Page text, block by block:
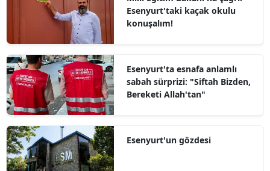
Esenyurt'taki kaçak okulu
konuşalım!
Esenyurt'ta esnafa anlamlı
sabah sürprizi: "Siftah Bizden,
Bereketi Allah'tan"
Esenyurt'un gözdesi